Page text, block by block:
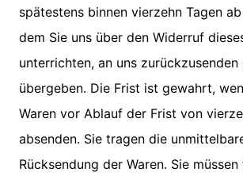
spätestens binnen vierzehn Tagen
dem Sie uns über den Widerruf
unterrichten, an uns zurückzusenden
übergeben. Die Frist ist gewahrt,
Waren vor Ablauf der Frist von
absenden. Sie tragen die
Rücksendung der Waren. Sie